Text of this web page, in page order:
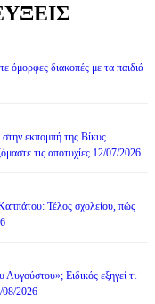
διακοπές με τα παιδιά
εκπομπή της Βίκυς
τις αποτυχίες 12/07/2026
Τέλος σχολείου, πώς
Ειδικός εξηγεί τι
08/2026